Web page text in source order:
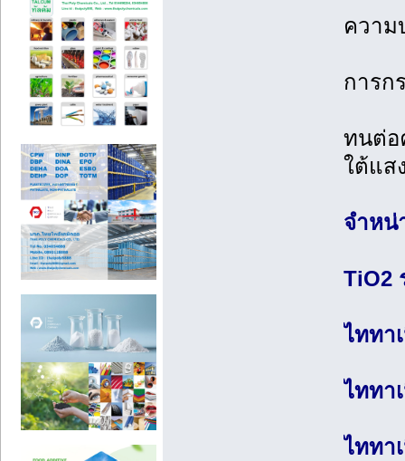
ความ
การก
ทนต่อ
ใต้แส
จำหน่
TiO2
ไททา
ไททา
ไททา